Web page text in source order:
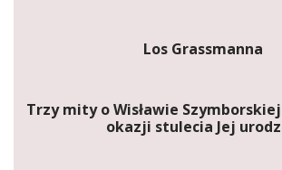
Los Grassmanna
Trzy mity o Wisławie
okazji stulecia Jej